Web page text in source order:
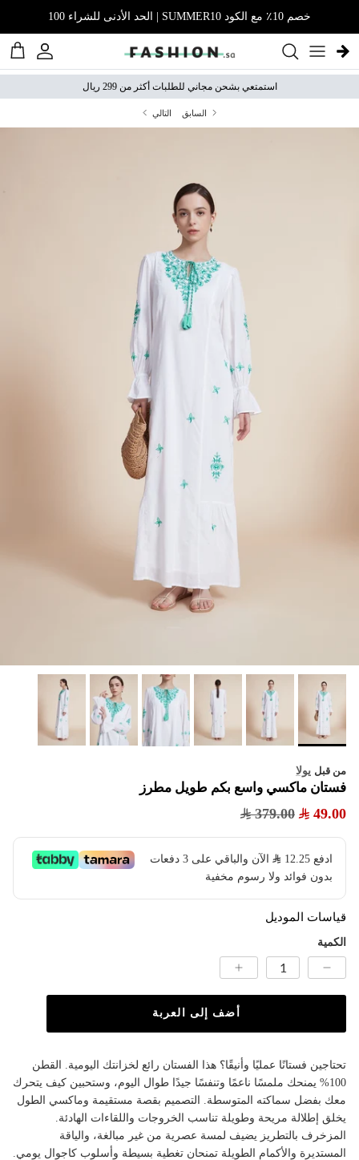
خصم 10٪ مع الكود SUMMER10 | الحد الأدنى للشراء 100
الحساب
استمتعي بشحن مجاني للطلبات أكثر من 299 ريال
السابق التالي
من قبل يولا
فستان ماكسي واسع بكم طويل مطرز
49.00
379.00
ادفع 12.25
​ الآن والباقي على 3 دفعات
بدون فوائد ولا رسوم مخفية
قياسات الموديل
الكمية
أضف إلى العربة
تحتاجين فستانًا عمليًا وأنيقًا؟ هذا الفستان رائع لخزانتك اليومية. القطن
100% يمنحك ملمسًا ناعمًا وتنفسًا جيدًا طوال اليوم، وستحبين كيف يتحرك
معك بفضل سماكته المتوسطة. التصميم بقصة مستقيمة وماكسي الطول
يخلق إطلالة مريحة وطويلة تناسب الخروجات واللقاءات الهادئة.
المزخرف بالتطريز يضيف لمسة عصرية من غير مبالغة، والياقة
المستديرة والأكمام الطويلة تمنحان تغطية بسيطة وأسلوب كاجوال يومي.